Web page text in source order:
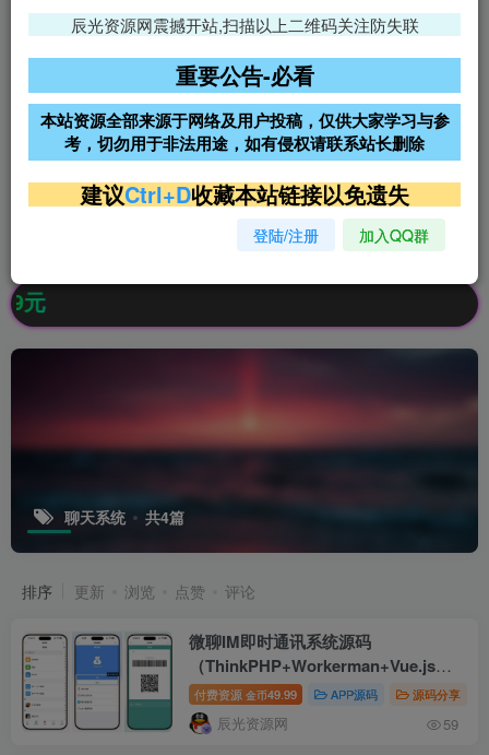
免费领支付宝红包
腾讯轻量4核4G3M服务器38元/
阿里云2核2G200M服务器68元/
年
雨云高防免备案服务器
超低价文字广告位招租 超低价文字广告位招租
超低价文字广告位招租
聊天系统 共4篇
排序 更新 浏览 点赞 评论
微聊IM即时通讯系统源码
（ThinkPHP+Workerman+Vue.js）
支持红包收发/分销体系/多端适配APP
源码
付费资源 金币49.99 APP源码 源码分享
辰光资源网 59
辰光资源网震撼开站,扫描以上二维码关注防失联
重要公告-必看
本站资源全部来源于网络及用户投稿，仅供大家学习与参
考，切勿用于非法用途，如有侵权请联系站长删除
建议Ctrl+D收藏本站链接以免遗失
登陆/注册 加入QQ群